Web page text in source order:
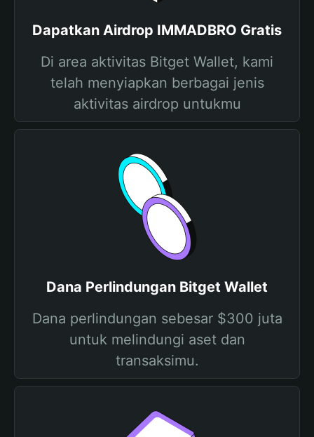
Dapatkan Airdrop IMMADBRO Gratis
Di area aktivitas Bitget Wallet, kami
telah menyiapkan berbagai jenis
aktivitas airdrop untukmu
Dana Perlindungan Bitget Wallet
Dana perlindungan sebesar $300 juta
untuk melindungi aset dan
transaksimu.